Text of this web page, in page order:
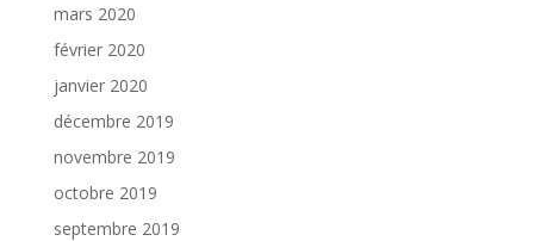
mars 2020
février 2020
janvier 2020
décembre 2019
novembre 2019
octobre 2019
septembre 2019